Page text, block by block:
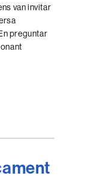
van invitar
preguntar